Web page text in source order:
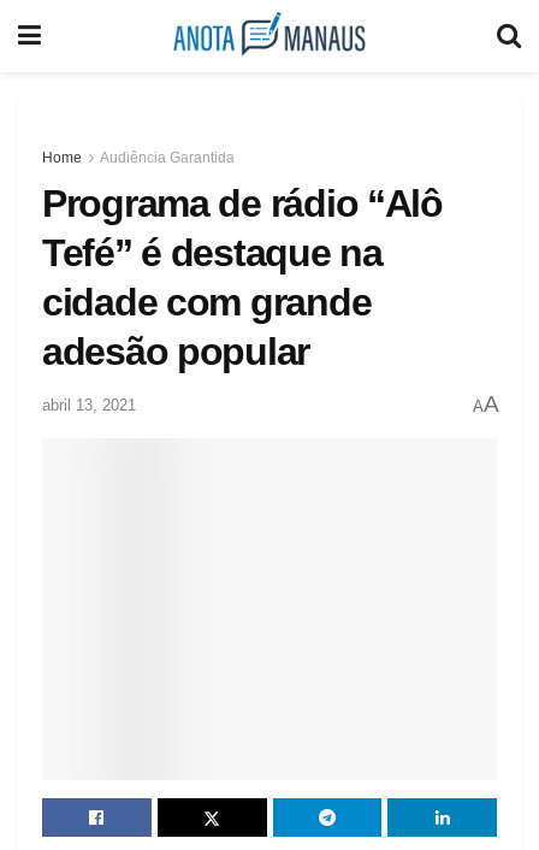
Home Audiência Garantida
Programa de rádio “Alô
Tefé” é destaque na
cidade com grande
adesão popular
abril 13, 2021 AA